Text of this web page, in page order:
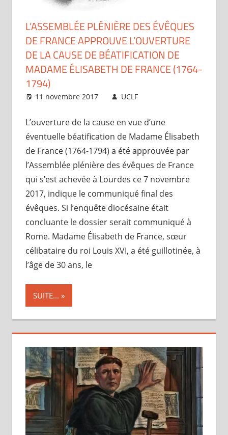
L’ASSEMBLÉE PLÉNIÈRE DES ÉVÊQUES
DE FRANCE APPROUVE L’OUVERTURE
DE LA CAUSE DE BÉATIFICATION DE
MADAME ÉLISABETH DE FRANCE (1764-
1794)
11 novembre 2017 UCLF
L’ouverture de la cause en vue d’une
éventuelle béatification de Madame Élisabeth
de France (1764-1794) a été approuvée par
l’Assemblée plénière des évêques de France
qui s’est achevée à Lourdes ce 7 novembre
2017, indique le communiqué final des
évêques. Si l’enquête diocésaine était
concluante le dossier serait communiqué à
Rome. Madame Élisabeth de France, sœur
célibataire du roi Louis XVI, a été guillotinée, à
l’âge de 30 ans, le
SUITE...